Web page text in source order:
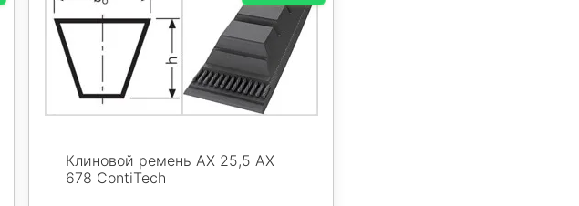
Клиновой ремень AX 25,5 AX
678 ContiTech